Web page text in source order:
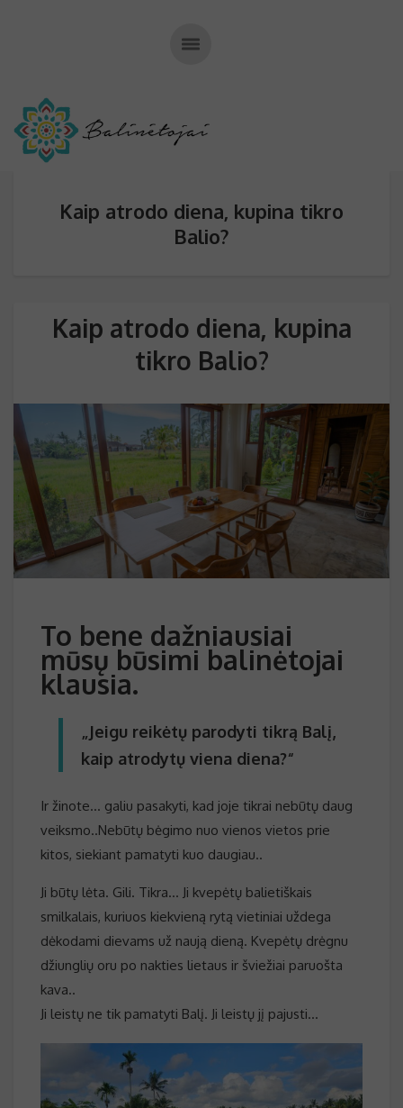
Kaip atrodo diena, kupina tikro
Balio?
Kaip atrodo diena, kupina
tikro Balio?
To bene dažniausiai
mūsų būsimi balinėtojai
klausia.
„Jeigu reikėtų parodyti tikrą Balį,
kaip atrodytų viena diena?“
Ir žinote… galiu pasakyti, kad joje tikrai nebūtų daug
veiksmo..Nebūtų bėgimo nuo vienos vietos prie
kitos, siekiant pamatyti kuo daugiau..
Ji būtų lėta. Gili. Tikra… Ji kvepėtų balietiškais
smilkalais, kuriuos kiekvieną rytą vietiniai uždega
dėkodami dievams už naują dieną. Kvepėtų drėgnu
džiunglių oru po nakties lietaus ir šviežiai paruošta
kava..
Ji leistų ne tik pamatyti Balį. Ji leistų jį pajusti…